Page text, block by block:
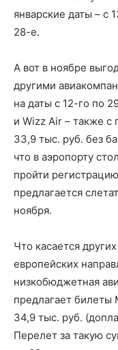
январские даты – с
28-е.
А вот в ноябре
другими
на даты с 12-го по
и Wizz Air – также с
33,9 тыс. руб. без
что в аэропорту
пройти
предлагается
ноября.
Что касается
европейских
низкобюджетная
предлагает билеты
34,9 тыс. руб.
Перелет за такую